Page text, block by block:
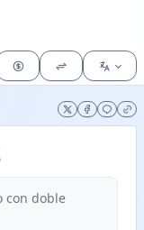
con doble